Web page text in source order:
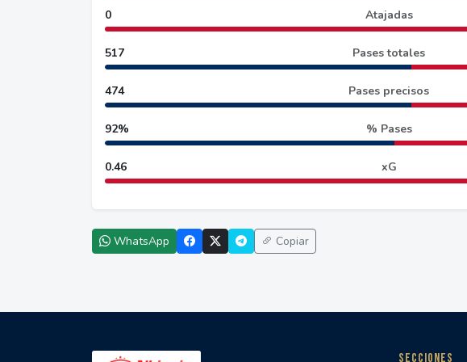
0 Atajadas
517 Pases totales
474 Pases precisos
92% % Pases
0.46 xG
WhatsApp Copiar
SECCIONES